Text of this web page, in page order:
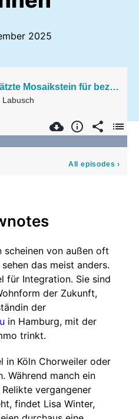
2025
Der unterschätzte Mosaikstein für bezahlbares Wohnen
All episodes ›
scheinen von außen oft
das meist anders.
für Integration. Sie sind
der Zukunft,
der
in Hamburg, mit der
trinkt.
in Köln Chorweiler oder
Während manch ein
vergangener
findet Lisa Winter,